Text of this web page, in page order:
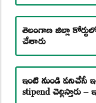
తెలంగాణ జిల్లా
చేశారు
ఇంటి నుండి పనిచేసే
stipend చెల్లిస్తారు